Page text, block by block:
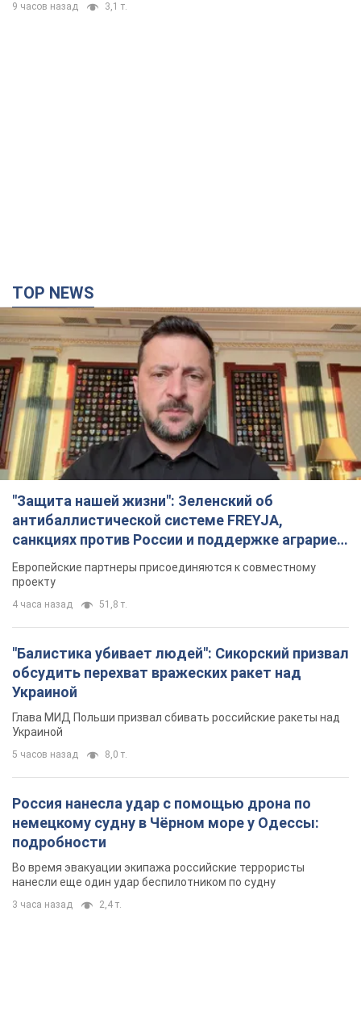
9 часов назад 3,1 т.
TOP NEWS
"Защита нашей жизни": Зеленский об
антибаллистической системе FREYJA,
санкциях против России и поддержке аграриев.
Видео
Европейские партнеры присоединяются к совместному
проекту
4 часа назад 51,8 т.
"Балистика убивает людей": Сикорский призвал
обсудить перехват вражеских ракет над
Украиной
Глава МИД Польши призвал сбивать российские ракеты над
Украиной
5 часов назад 8,0 т.
Россия нанесла удар с помощью дрона по
немецкому судну в Чёрном море у Одессы:
подробности
Во время эвакуации экипажа российские террористы
нанесли еще один удар беспилотником по судну
3 часа назад 2,4 т.